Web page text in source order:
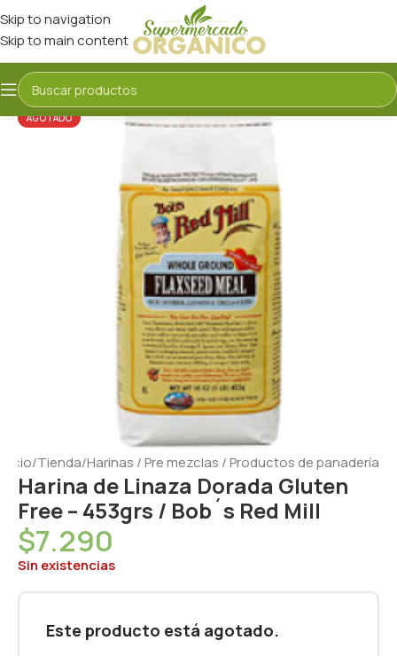
Skip to navigation
Skip to main content
AGOTADO
/Tienda/Harinas / Pre mezclas / Productos de panadería
Harina de Linaza Dorada Gluten
Free – 453grs / Bob´s Red Mill
$7.290
Sin existencias
Este producto está agotado.